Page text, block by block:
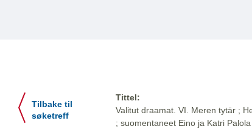
Tilbake til
søketreff
Tittel:
Valitut draamat. VI. Meren tytär ;
; suomentaneet Eino ja Katri Palola